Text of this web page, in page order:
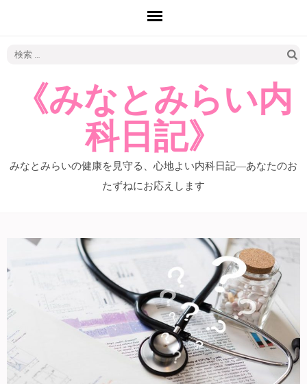
索:
《みなとみらい内
科日記》
みなとみらいの健康を見守る、心地よい内科日記―あなたのお
たずねにお応えします